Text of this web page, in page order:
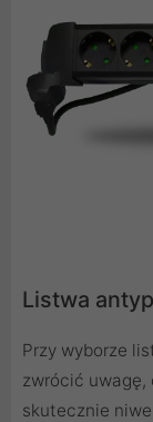
Listwa
Przy wyborze
zwrócić uwagę,
skutecznie